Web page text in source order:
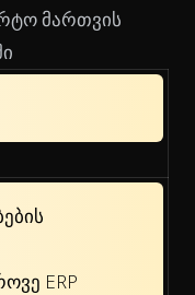
მართვის
ERP